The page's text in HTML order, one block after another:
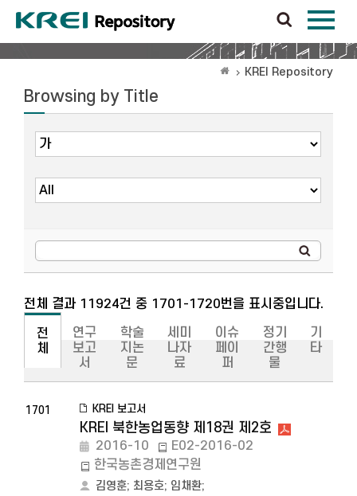
KREI Repository
Browsing by Title
전체 결과 11924건 중 1701-1720번을 표시중입니다.
전
체
연구
보고
서
학술
지논
문
세미
나자
료
이슈
페이
퍼
정기
간행
물
기
타
1701 KREI 보고서
KREI 북한농업동향 제18권 제2호
2016-10
E02-2016-02
한국농촌경제연구원
김영훈; 최용호; 임채환;